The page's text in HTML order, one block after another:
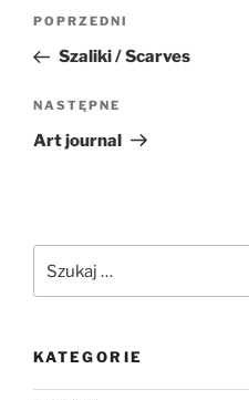
Nawigacja
Poprzedni
wpis
POPRZEDNI
Szaliki / Scarves
Następny
wpis
NASTĘPNE
Art journal
KATEGORIE